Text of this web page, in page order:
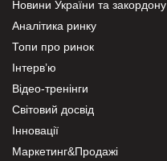
Новини України та закордону
Аналітика ринку
Топи про ринок
Інтерв’ю
Відео-тренінги
Світовий досвід
Інновації
Маркетинг&Продажі